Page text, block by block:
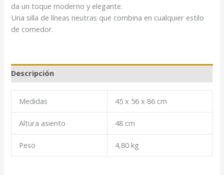
da un toque moderno y elegante.
Una silla de líneas neutras que combina en cualquier estilo
de comedor.
Descripción
Medidas 45 x 56 x 86 cm
Altura asiento 48 cm
Peso 4,80 kg